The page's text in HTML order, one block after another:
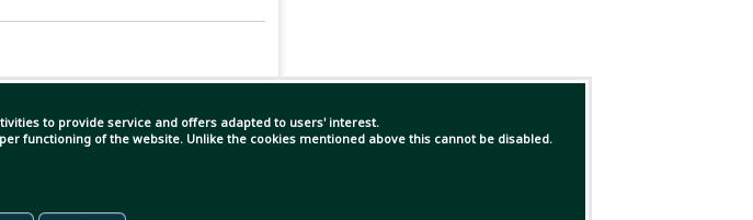
to provide service and offers adapted to users' interest.
functioning of the website. Unlike the cookies mentioned above this cannot be disabled.